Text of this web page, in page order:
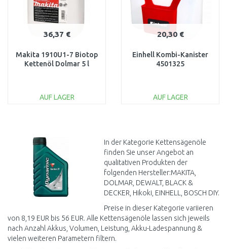
36,37 €
Makita 1910U1-7 Biotop
Kettenöl Dolmar 5 l
AUF LAGER
Vergleichen
20,30 €
Einhell Kombi-Kanister
4501325
AUF LAGER
Vergleichen
In der Kategorie Kettensägenöle
finden Sie unser Angebot an
qualitativen Produkten der
folgenden Hersteller:MAKITA,
DOLMAR, DEWALT, BLACK &
DECKER, Hikoki, EINHELL, BOSCH DIY.
Preise in dieser Kategorie variieren
von 8,19 EUR bis 56 EUR. Alle Kettensägenöle lassen sich jeweils
nach Anzahl Akkus, Volumen, Leistung, Akku-Ladespannung &
vielen weiteren Parametern filtern.